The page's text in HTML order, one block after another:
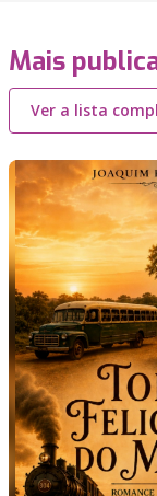
Mais
Ver a lista